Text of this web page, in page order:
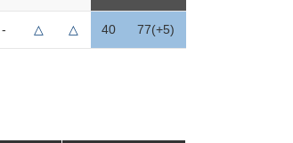
- △ △ 40 77(+5)